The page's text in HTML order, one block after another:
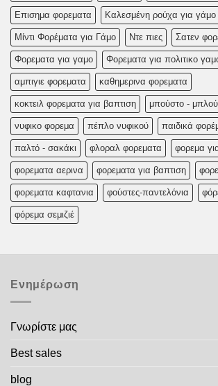
Επισημα φορεματα Καλεσμένη ρούχα για γάμο
Μίντι Φορέματα για Γάμο Ντε πιες Σατεν
Φορεματα για γαμο Φορεματα για πολιτικο
αμπιγιε φορεματα καθημερινα φορεματα
κοκτειλ φορεματα για βαπτιση μπούστο -
νυφικο φορεμα πέπλο νυφικού παιδικά
παλτό - σακάκι φλοραλ φορεματα φορεμα
φορεματα αερινα φορεματα για βαπτιση
φορεματα καφτανια φούστες-παντελόνια
φόρεμα σεμιζιέ
Ενημέρωση
Γνωρίστε μας
Best sales
blog